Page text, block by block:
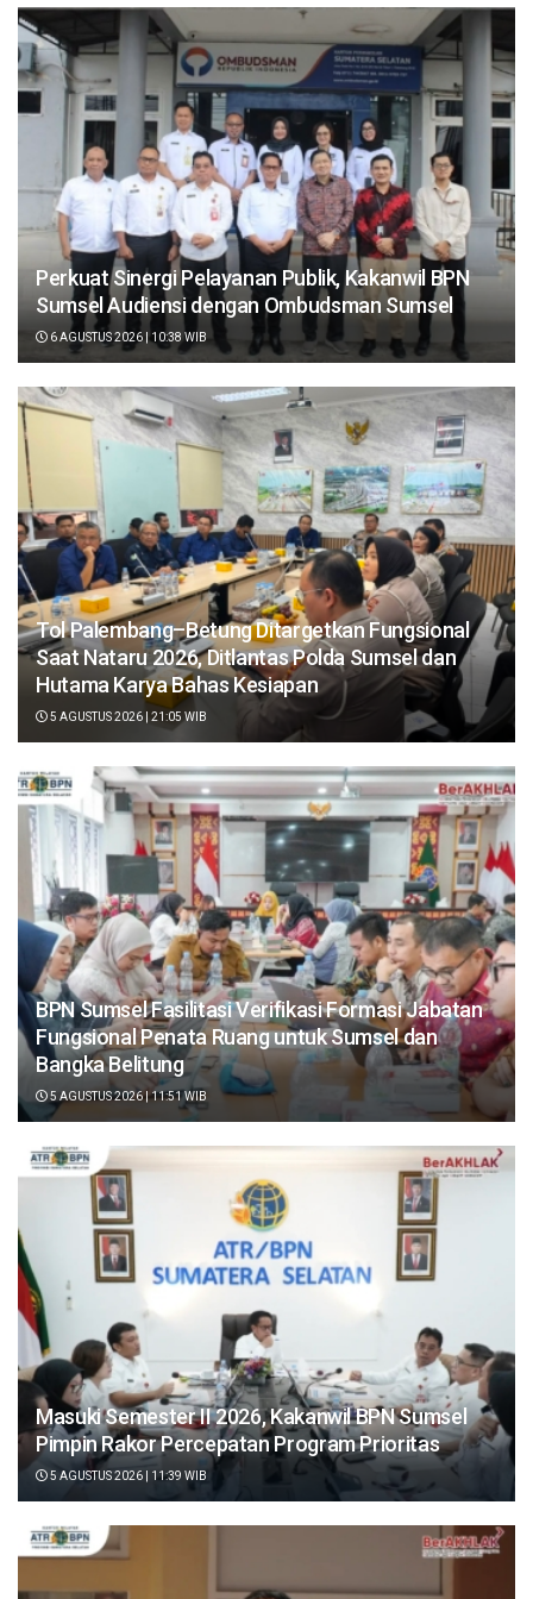
Perkuat Sinergi Pelayanan Publik, Kakanwil BPN
Sumsel Audiensi dengan Ombudsman Sumsel
6 AGUSTUS 2026 | 10:38 WIB
Tol Palembang–Betung Ditargetkan Fungsional
Saat Nataru 2026, Ditlantas Polda Sumsel dan
Hutama Karya Bahas Kesiapan
5 AGUSTUS 2026 | 21:05 WIB
BPN Sumsel Fasilitasi Verifikasi Formasi Jabatan
Fungsional Penata Ruang untuk Sumsel dan
Bangka Belitung
5 AGUSTUS 2026 | 11:51 WIB
Masuki Semester II 2026, Kakanwil BPN Sumsel
Pimpin Rakor Percepatan Program Prioritas
5 AGUSTUS 2026 | 11:39 WIB